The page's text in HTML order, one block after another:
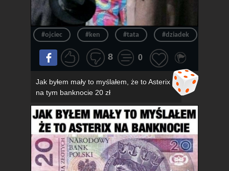
#ojciec #ken #tata #dziadek
8 0
Jak byłem mały to myślałem, że to Asterix
na tym banknocie 20 zł